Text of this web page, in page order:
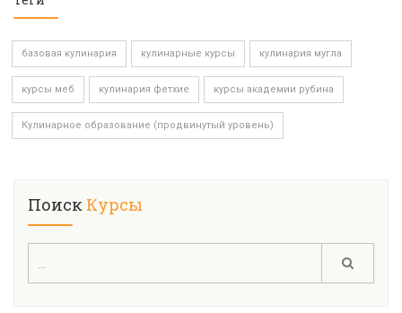
базовая кулинария кулинарные курсы кулинария мугла
курсы меб кулинария фетхие курсы академии рубина
Кулинарное образование (продвинутый уровень)
Поиск Курсы